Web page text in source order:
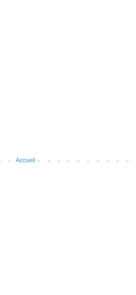
Accueil